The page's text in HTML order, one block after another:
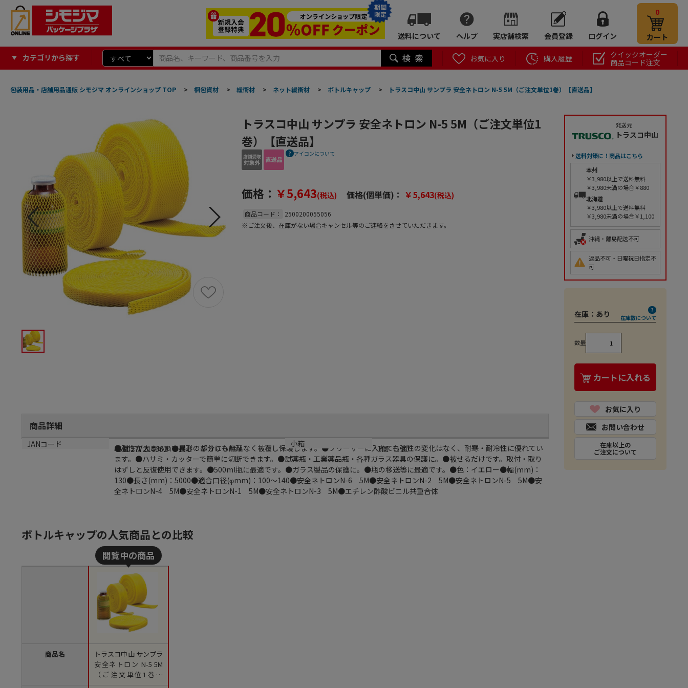
期間
限定
送料について ヘルプ 実店舗検索 会員登録 ログイン
0
カート
カテゴリから探す お気に入り 購入履歴
クイックオーダー
商品コード注文
包装用品・店舗用品通販 シモジマ オンラインショップ TOP > 梱包資材 > 緩衝材 > ネット緩衝材 > ボトルキャップ > トラスコ中山 サンプラ 安全ネトロン N-5 5M（ご注文単位1巻）【直送品】
トラスコ中山 サンプラ 安全ネトロン N-5 5M（ご注文単位1
巻）【直送品】
アイコンについて
価格： ￥5,643(税込) 価格(個単価)： ￥5,643(税込)
商品コード：
2500200055056
※ご注文後、在庫がない場合キャンセル等のご連絡をさせていただきます。
商品詳細
商品説明
●弾性が大きいので異形の部分にも無理なく被覆し保護します。●フリーザーに入れても弾性の変化はなく、耐寒・耐冷性に優れてい
ます。●ハサミ・カッターで簡単に切断できます。●試薬瓶・工業薬品瓶・各種ガラス器具の保護に。●被せるだけです。取付・取り
はずしと反復使用できます。●500ml瓶に最適です。●ガラス製品の保護に。●瓶の移送等に最適です。●色：イエロー●幅(mm)：
130●長さ(mm)：5000●適合口径(φmm)：100～140●安全ネトロンN-6 5M●安全ネトロンN-2 5M●安全ネトロンN-5 5M●安
全ネトロンN-4 5M●安全ネトロンN-1 5M●安全ネトロンN-3 5M●エチレン酢酸ビニル共重合体
サイズ
●幅：１３０ｍｍ●長さ：５０００ｍｍ
小箱
1個（1個）
JANコード
4560277214662
発送元
トラスコ中山
送料対策に！商品はこちら
本州
￥3,980以上で送料無料
￥3,980未満の場合￥880
北海道
￥3,980以上で送料無料
￥3,980未満の場合￥1,100
沖縄・離島配送不可
返品不可・日曜祝日指定不
可
在庫： あり 在庫数について
数量
カートに入れる
お気に入り
お問い合わせ
在庫以上の
ご注文について
ボトルキャップの人気商品との比較
商品名
トラスコ中山 サンプラ
安全ネトロン N-5 5M
（ご注文単位1巻）
【直送品】